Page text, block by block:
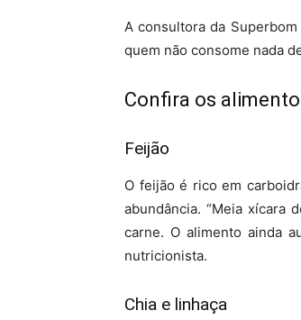
A consultora da
quem não consome nada
Confira os
Feijão
O feijão é rico em
abundância. “Meia xícara
carne. O alimento ainda
nutricionista.
Chia e linhaça